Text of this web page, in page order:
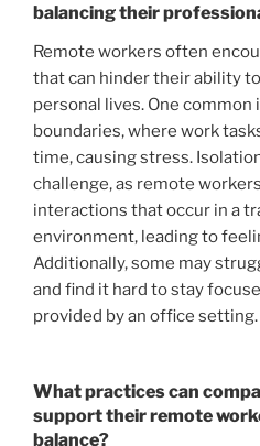
balancing their
Remote workers often
that can hinder their ability
personal lives. One
boundaries, where work
time, causing stress.
challenge, as remote
interactions that occur in a
environment, leading to
Additionally, some may
and find it hard to stay
provided by an office setting.
What practices can
support their remote
balance?